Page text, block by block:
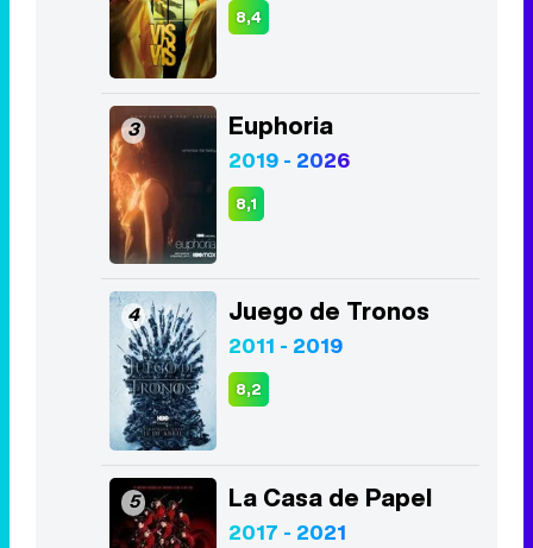
8,4
3 Euphoria
2019 - 2026
8,1
4 Juego de Tronos
2011 - 2019
8,2
5 La Casa de Papel
2017 - 2021